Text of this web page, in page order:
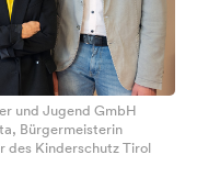
und Jugend GmbH
Bürgermeisterin
des Kinderschutz Tirol